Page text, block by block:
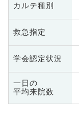
カルテ種別
救急指定
学会認定状況
一日の
平均来院数